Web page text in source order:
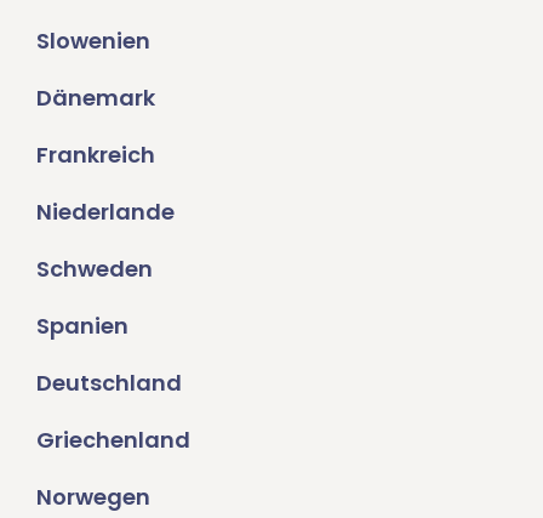
Slowenien
Dänemark
Frankreich
Niederlande
Schweden
Spanien
Deutschland
Griechenland
Norwegen